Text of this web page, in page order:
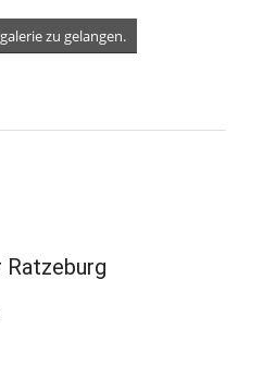
zu gelangen.
Ratzeburg